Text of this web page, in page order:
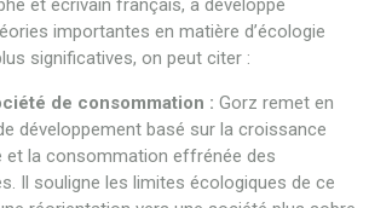
et écrivain français, a développé
importantes en matière d’écologie
significatives, on peut citer :
de consommation : Gorz remet en
développement basé sur la croissance
et la consommation effrénée des
Il souligne les limites écologiques de ce